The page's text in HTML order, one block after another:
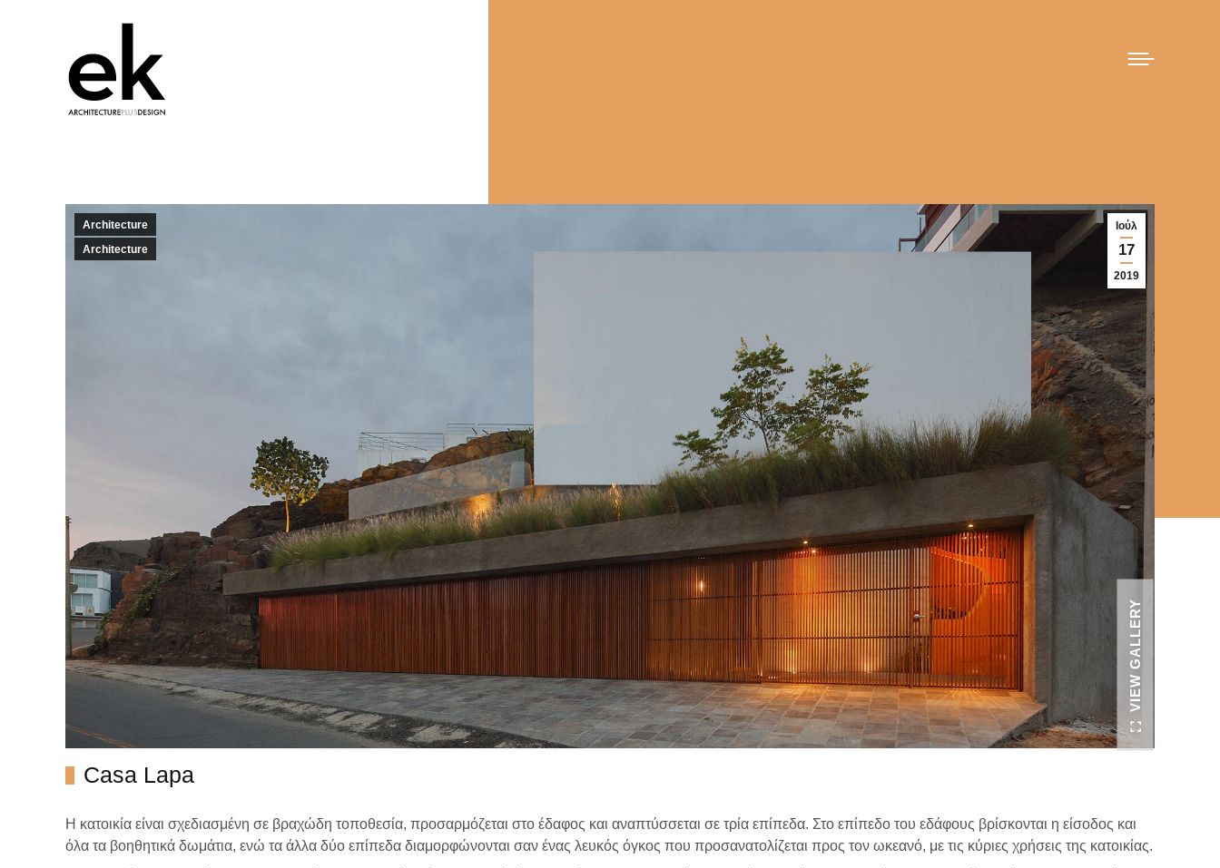
Ιούλ
17
2019
Architecture
Architecture
VIEW GALLERY
Casa Lapa
Η κατοικία είναι σχεδιασμένη σε βραχώδη τοποθεσία, προσαρμόζεται στο έδαφος και αναπτύσσεται σε τρία επίπεδα. Στο επίπεδο του εδάφους βρίσκονται η είσοδος και
όλα τα βοηθητικά δωμάτια, ενώ τα άλλα δύο επίπεδα διαμορφώνονται σαν ένας λευκός όγκος που προσανατολίζεται προς τον ωκεανό, με τις κύριες χρήσεις της κατοικίας.